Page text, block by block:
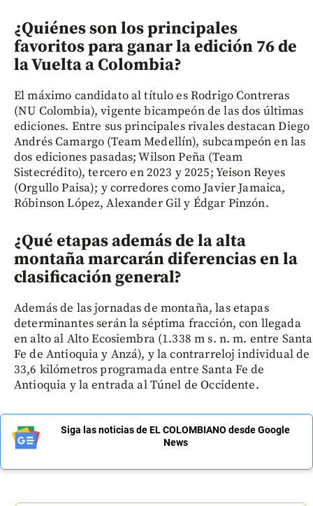
¿Quiénes son los principales
favoritos para ganar la edición 76 de
la Vuelta a Colombia?
El máximo candidato al título es Rodrigo Contreras
(NU Colombia), vigente bicampeón de las dos últimas
ediciones. Entre sus principales rivales destacan Diego
Andrés Camargo (Team Medellín), subcampeón en las
dos ediciones pasadas; Wilson Peña (Team
Sistecrédito), tercero en 2023 y 2025; Yeison Reyes
(Orgullo Paisa); y corredores como Javier Jamaica,
Róbinson López, Alexander Gil y Édgar Pinzón.
¿Qué etapas además de la alta
montaña marcarán diferencias en la
clasificación general?
Además de las jornadas de montaña, las etapas
determinantes serán la séptima fracción, con llegada
en alto al Alto Ecosiembra (1.338 m s. n. m. entre Santa
Fe de Antioquia y Anzá), y la contrarreloj individual de
33,6 kilómetros programada entre Santa Fe de
Antioquia y la entrada al Túnel de Occidente.
Siga las noticias de EL COLOMBIANO desde Google
News